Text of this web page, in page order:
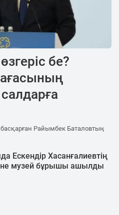
бе?
Райымбек Баталовтың
Ескендір Хасанғалиевтің
музей бұрышы ашылды